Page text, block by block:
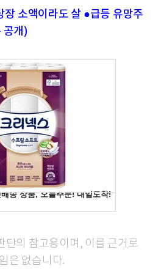
소액이라도 살 ●급등 유망주
공개)
단의 참고용이며, 이를 근거로
은 없습니다.